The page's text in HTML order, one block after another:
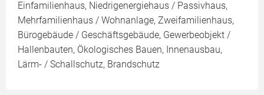
Einfamilienhaus, Niedrigenergiehaus / Passivhaus,
Mehrfamilienhaus / Wohnanlage, Zweifamilienhaus,
Bürogebäude / Geschäftsgebäude, Gewerbeobjekt /
Hallenbauten, Ökologisches Bauen, Innenausbau,
Lärm- / Schallschutz, Brandschutz